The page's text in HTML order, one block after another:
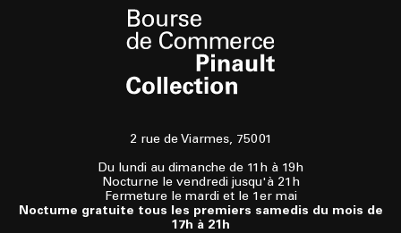
2 rue de Viarmes, 75001
Du lundi au dimanche de 11h à 19h
Nocturne le vendredi jusqu'à 21h
Fermeture le mardi et le 1er mai
Nocturne gratuite tous les premiers samedis du mois de
17h à 21h